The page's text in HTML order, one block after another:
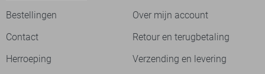
Bestellingen
Over mijn account
Contact
Retour en terugbetaling
Herroeping
Verzending en levering